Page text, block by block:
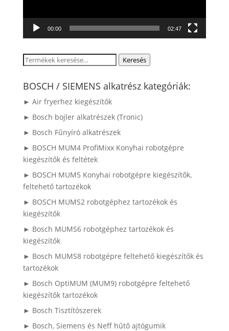
00:00 02:47
Keresés
következőre:
Keresés
BOSCH / SIEMENS alkatrész kategóriák:
► Air fryerhez kiegészítők
► Bosch bojler alkatrészek (Tronic)
► Bosch Fűnyíró alkatrészek
► BOSCH MUM4 ProfiMixx Konyhai robotgépre
kiegészítők és feltétek
► BOSCH MUM5 Konyhai robotgépre kiegészítők,
feltehető tartozékok
► BOSCH MUMS2 robotgéphez tartozékok és
kiegészítők
► Bosch MUMS6 robotgéphez tartozékok és
kiegészítők
► Bosch MUMS8 robotgépre feltehető kiegészítők és
tartozékok
► Bosch OptiMUM (MUM9) robotgépre feltehető
kiegészítők tartozékok
► Bosch Tisztítószerek
► Bosch, Siemens és Neff hűtő ajtógumik